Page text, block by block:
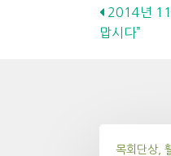
Posts
2014년 11
맙시다”
목회단상,